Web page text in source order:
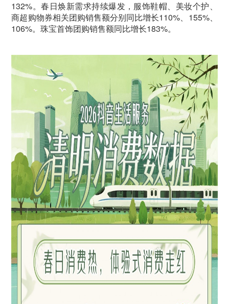
132%。春日焕新需求持续爆发，服饰鞋帽、美妆个护、
商超购物券相关团购销售额分别同比增长110%、155%、
106%。珠宝首饰团购销售额同比增长183%。